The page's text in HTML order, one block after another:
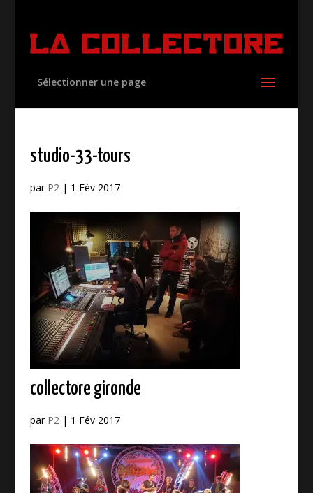
Sélectionner une page
studio-33-tours
par P2| 1 Fév 2017
collectore gironde
par P2| 1 Fév 2017